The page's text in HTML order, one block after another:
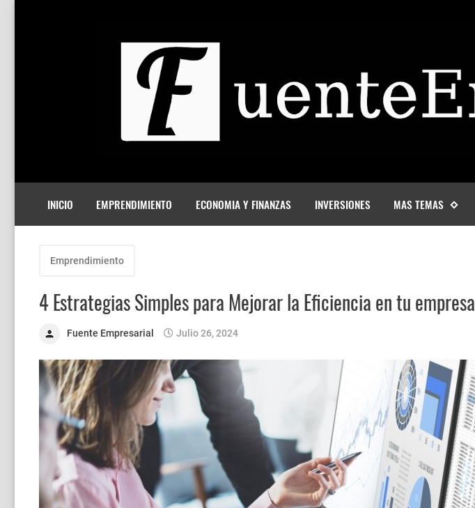
INICIO EMPRENDIMIENTO ECONOMIA Y FINANZAS INVERSIONES MAS TEMAS
Emprendimiento
4 Estrategias Simples para Mejorar la Eficiencia en tu empresa
Fuente Empresarial Julio 26, 2024